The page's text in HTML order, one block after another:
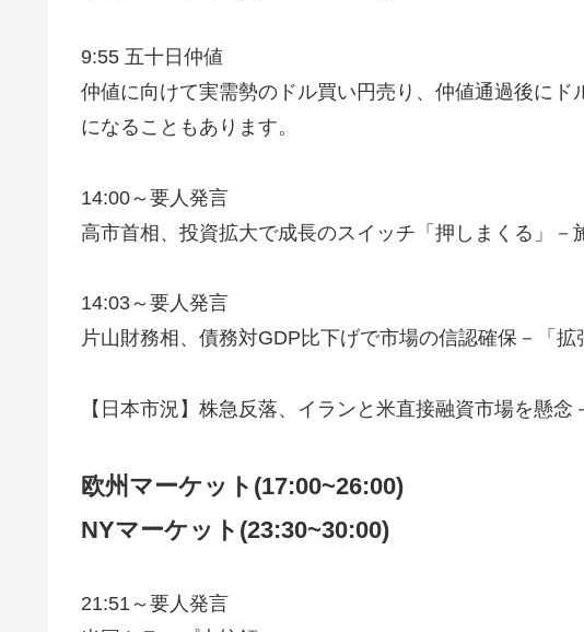
9:55 五十日仲値
仲値に向けて実需勢のドル買い円売り、仲値通過後にド
になることもあります。
14:00～要人発言
高市首相、投資拡大で成長のスイッチ「押しまくる」－
14:03～要人発言
片山財務相、債務対GDP比下げで市場の信認確保－「拡
【日本市況】株急反落、イランと米直接融資市場を懸念
欧州マーケット(17:00~26:00)
NYマーケット (23:30~30:00)
21:51～要人発言